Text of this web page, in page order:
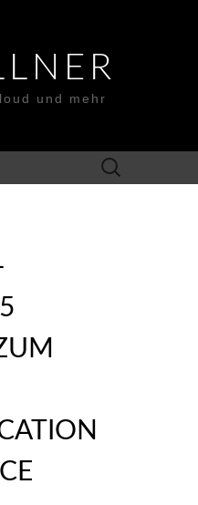
und mehr
Suchen
nach: